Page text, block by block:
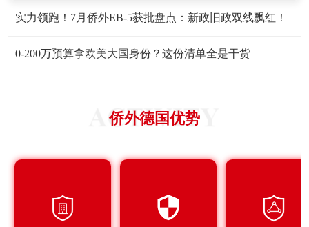
实力领跑！7月侨外EB-5获批盘点：新政旧政双线飘红！
0-200万预算拿欧美大国身份？这份清单全是干货
侨外德国优势